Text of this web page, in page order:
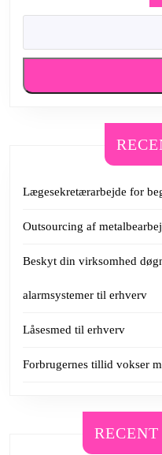
Lægesekretærarbejde for
Outsourcing af
Beskyt din virksomhed
alarmsystemer til erhverv
Låsesmed til erhverv
Forbrugernes tillid vokser